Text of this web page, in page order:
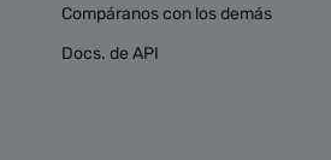
Compáranos con los demás
Docs. de API